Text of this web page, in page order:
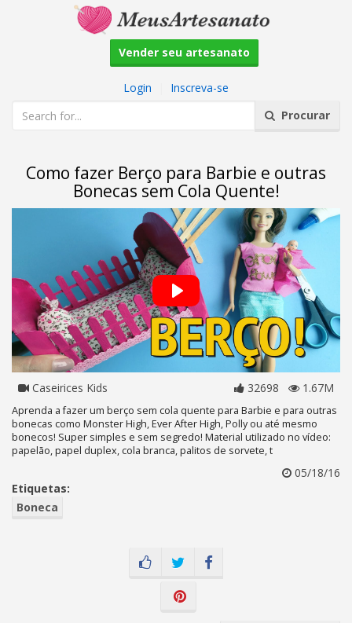
Vender seu artesanato
Login
Inscreva-se
Procurar
Como fazer Berço para Barbie e outras
Bonecas sem Cola Quente!
Caseirices Kids 32698 1.67M
Aprenda a fazer um berço sem cola quente para Barbie e para outras
bonecas como Monster High, Ever After High, Polly ou até mesmo
bonecos! Super simples e sem segredo! Material utilizado no vídeo:
papelão, papel duplex, cola branca, palitos de sorvete, t
05/18/16
Etiquetas:
Boneca